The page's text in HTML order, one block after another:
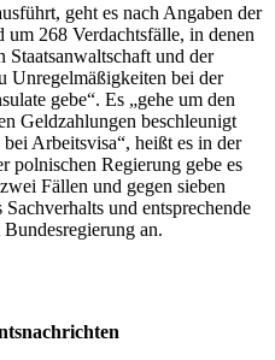
geht es nach Angaben der
268 Verdachtsfälle, in denen
Staatsanwaltschaft und der
Unregelmäßigkeiten bei der
gebe“. Es „gehe um den
Geldzahlungen beschleunigt
Arbeitsvisa“, heißt es in der
polnischen Regierung gebe es
Fällen und gegen sieben
und entsprechende
an.